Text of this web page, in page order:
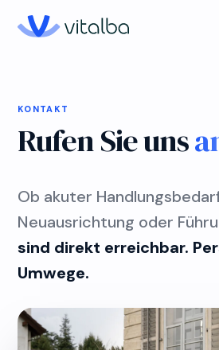
KONTAKT
Rufen Sie uns
Ob akuter
Neuausrichtung oder
sind direkt erreichbar.
Umwege.